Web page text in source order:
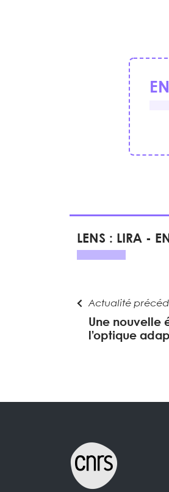
LENS : LIRA -
Actualité
Une nouvelle
l’optique